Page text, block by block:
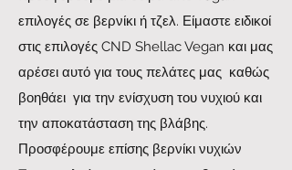
επιλογές σε βερνίκι ή τζελ. Είμαστε ειδικοί
στις επιλογές CND Shellac Vegan και μας
αρέσει αυτό για τους πελάτες μας καθώς
βοηθάει για την ενίσχυση του νυχιού και
την αποκατάσταση της βλάβης.
Προσφέρουμε επίσης βερνίκι νυχιών